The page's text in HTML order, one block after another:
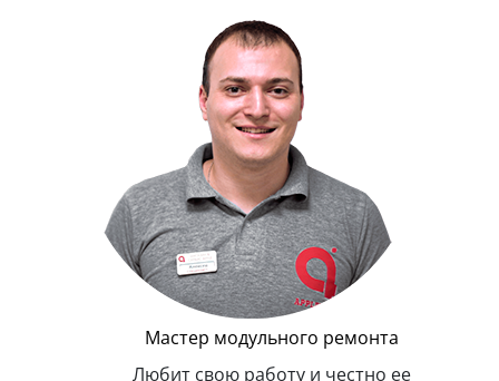
Мастер модульного ремонта
Любит свою работу и честно ее